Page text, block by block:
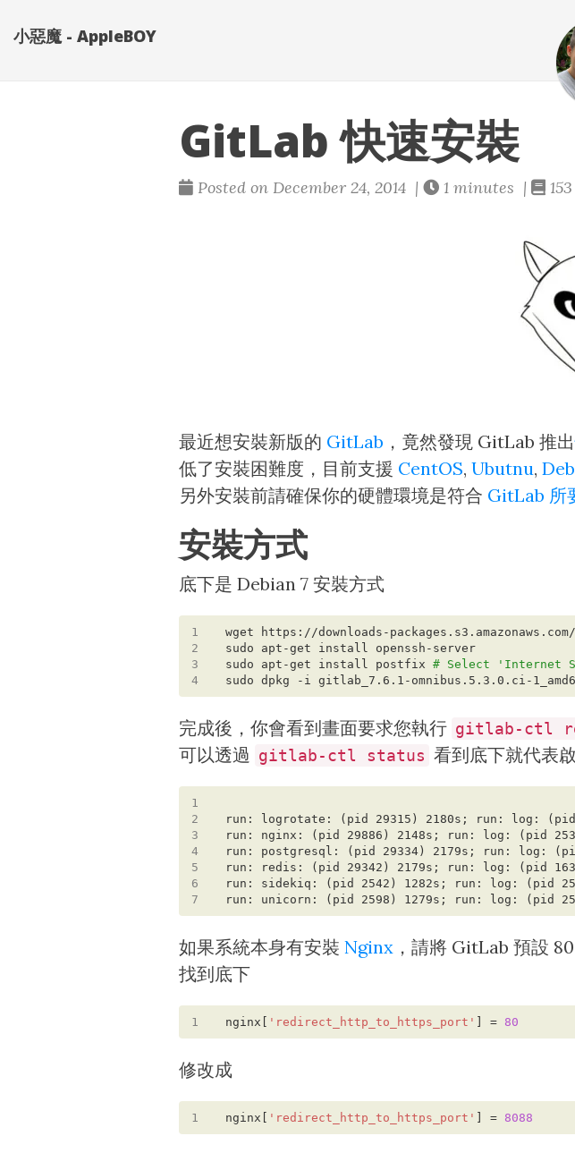
小惡魔 - AppleBOY
GitLab 快速安裝
Posted on December 24, 2014 | 1 minutes |
最近想安裝新版的 GitLab ，竟然發現 GitLab 推出
低了安裝困難度，目前支援 CentOS, Ubutnu,
另外安裝前請確保你的硬體環境是符合 GitLab 所
安裝方式
底下是 Debian 7 安裝方式
1
2
3
4
sudo apt-get install postfix # Select 'Internet
完成後，你會看到畫面要求您執行 gitlab-ctl
可以透過 gitlab-ctl status 看到底下就代表
1
2
3
4
5
6
7
如果系統本身有安裝 Nginx，請將 GitLab 預設
找到底下
1 nginx[ 'redirect_http_to_https_port' ] = 80
修改成
1 nginx[ 'redirect_http_to_https_port' ] = 8088